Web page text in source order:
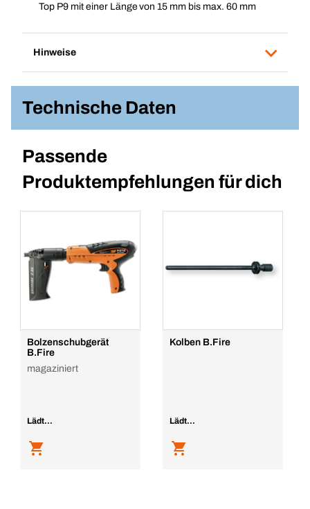
Top P9 mit einer Länge von 15 mm bis max. 60 mm
Hinweise
Technische Daten
Passende
Produktempfehlungen für dich
Bolzenschubgerät
B.Fire
magaziniert
Lädt...
Kolben B.Fire
Lädt...